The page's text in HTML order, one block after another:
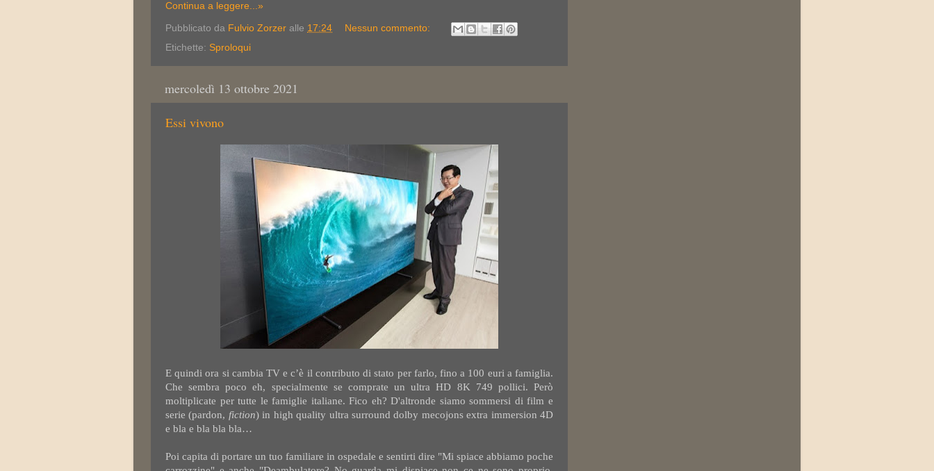
Continua a leggere...»
Pubblicato da Fulvio Zorzer alle 17:24
Nessun commento:
Etichette: Sproloqui
mercoledì 13 ottobre 2021
Essi vivono
E quindi ora si cambia TV e c’è il contributo di stato per farlo, fino a 100 euri a famiglia.
Che sembra poco eh, specialmente se comprate un ultra HD 8K 749 pollici. Però
moltiplicate per tutte le famiglie italiane. Fico eh? D'altronde siamo sommersi di film e
serie (pardon, fiction) in high quality ultra surround dolby mecojons extra immersion 4D
e bla e bla bla bla…
Poi capita di portare un tuo familiare in ospedale e sentirti dire "Mi spiace abbiamo poche